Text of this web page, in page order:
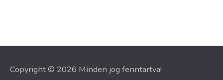
Copyright © 2026 Minden jog fenntartva!